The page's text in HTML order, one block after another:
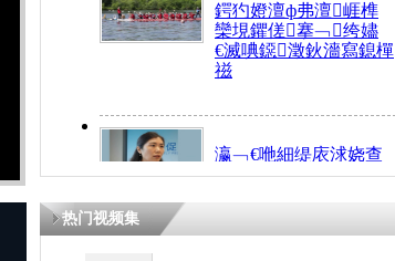
鍔犳嬁澶ф弗澶崕榫
欒垷鑺傞搴﹁绔嬧
€滅唺鐚澂鈥濇寫鎴樿
禌
瀛﹁€咃細缇庡浗娆查
€间笢鍗椾簹涓庝腑鍥
熷悎浣� 涓ㄥ浗闄呰
热门视频集